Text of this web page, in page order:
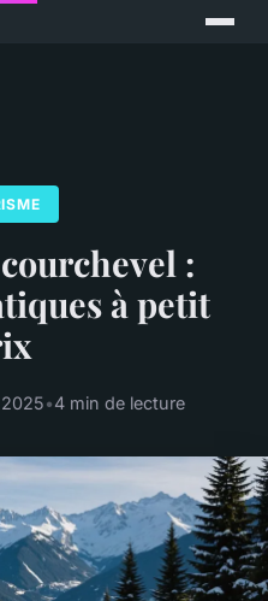
:
à petit
•4 min de lecture